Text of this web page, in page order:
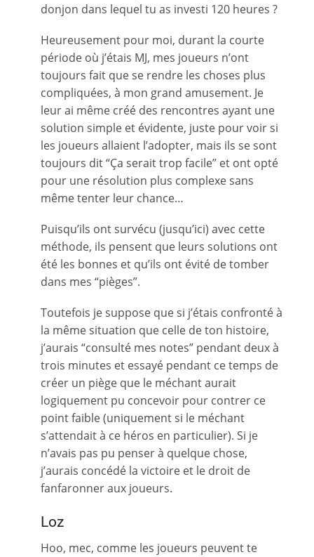
donjon dans lequel tu as investi 120 heures ?
Heureusement pour moi, durant la courte
période où j’étais MJ, mes joueurs n’ont
toujours fait que se rendre les choses plus
compliquées, à mon grand amusement. Je
leur ai même créé des rencontres ayant une
solution simple et évidente, juste pour voir si
les joueurs allaient l’adopter, mais ils se sont
toujours dit “Ça serait trop facile” et ont opté
pour une résolution plus complexe sans
même tenter leur chance…
Puisqu’ils ont survécu (jusqu’ici) avec cette
méthode, ils pensent que leurs solutions ont
été les bonnes et qu’ils ont évité de tomber
dans mes “pièges”.
Toutefois je suppose que si j’étais confronté à
la même situation que celle de ton histoire,
j’aurais “consulté mes notes” pendant deux à
trois minutes et essayé pendant ce temps de
créer un piège que le méchant aurait
logiquement pu concevoir pour contrer ce
point faible (uniquement si le méchant
s’attendait à ce héros en particulier). Si je
n’avais pas pu penser à quelque chose,
j’aurais concédé la victoire et le droit de
fanfaronner aux joueurs.
Loz
Hoo, mec, comme les joueurs peuvent te